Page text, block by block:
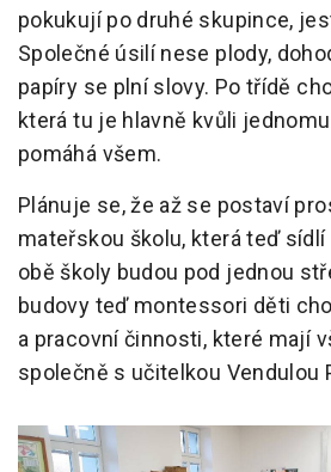
pokukují po druhé skupince,
Společné úsilí nese plody,
papíry se plní slovy. Po třídě
která tu je hlavně kvůli
pomáhá všem.
Plánuje se, že až se postaví
mateřskou školu, která teď sídlí
obě školy budou pod jednou
budovy teď montessori děti
a pracovní činnosti, které mají
společně s učitelkou Vendulou